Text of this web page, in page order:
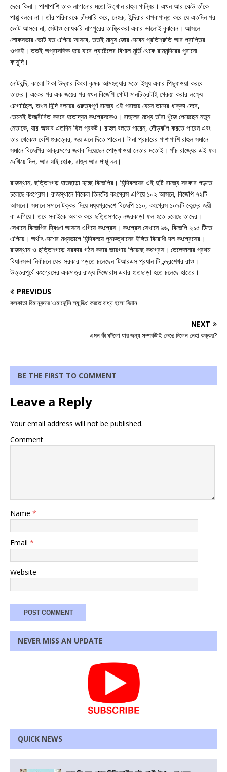
দেবে কিনা। পাশাপাশি তাক লাগানোর মতো উত্থান রাহুল গান্ধির। এখন আর কেউ তাঁকে
পাপ্পু বলবে না। তাঁর পরিবারকে চাঁদমারি করে, নেহরু, ইন্দিরার বাপবাপান্ত করে যে এতদিন পর
ভোট আসবে না, সেটাও বোধকরি নাগপুরের তাত্ত্বিকরা এবার ভালোই বুঝবেন। আসলে
লোকসভার ভোট যত এগিয়ে আসবে, ততই মানুষ জোর দেবেন প্রতিশ্রুতি আর প্রাপ্তির
ওপরই। ততই অপ্রাসঙ্গিক হয়ে যাবে প্যাটেলের বিশাল মূর্তি থেকে রামমন্দিরের পুরানো
কাসুন্দি।
নোটবন্দি, কালো টাকা উদ্ধার কিংবা কৃষক আত্মহত্যার মতো ইস্যু এবার পিছুধাওয়া করবে
তাদের। একের পর এক জয়ের পর যখন বিজেপি গোটা মানচিত্রটাই গেরুয়া করার লক্ষ্যে
এগোচ্ছিল, তখন হিন্দি বলয়ের গুরুত্বপূর্ণ রাজ্যে এই পরাজয় যেমন তাদের ধাক্কা দেবে,
তেমনই উজ্জ্বীবিত করবে হতোদ্যম কংগ্রেসকেও। রাহুলের মধ্যে তাঁরা খুঁজে পেয়েছেন নতুন
নেতাকে, যার অভাব এতদিন ছিল প্রকট। রাহুল বলতে পারেন, দৌড়ঝাঁপ করতে পারেন এবং
তার থেকেও বেশি গুরুত্বের, জয় এনে দিতে পারেন। টানা প্রচারের পাশাপাশি রাহুল সমানে
সমানে বিজেপির আক্রমণের জবাব দিয়েছেন পোড়খাওয়া নেতার মতোই। পাঁচ রাজ্যের এই ফল
দেখিয়ে দিল, আর যাই হোক, রাহুল আর পাপ্পু নন।
রাজস্থান, ছত্তিশগড় হাতছাড়া হচ্ছে বিজেপির। হিন্দিবলয়ের ওই দুটি রাজ্যে সরকার গড়তে
চলেছে কংগ্রেস। রাজস্থানে বিকেল তিনটেয় কংগ্রেস এগিয়ে ১০২ আসনে, বিজেপি ৭২টি
আসনে। সমানে সমানে টক্কর দিয়ে মধ্যপ্রদেশে বিজেপি ১১০, কংগ্রেস ১০৯টি কেন্দ্রে জয়ী
বা এগিয়ে। তবে সবাইকে অবাক করে ছত্তিসগড়ে নজরকাড়া ফল হতে চলেছে তাদের।
সেখানে বিজেপির দ্বিগুণ আসনে এগিয়ে কংগ্রেস। কংগ্রেস সেখানে ৬৬, বিজেপি ২১৫ টিতে
এগিয়ে। অর্থাৎ দেশের মধ্যভাগে হিন্দিবলয়ে পুনরুত্থানের ইঙ্গিত বিরোধী দল কংগ্রেসের।
রাজস্থান ও ছত্তিশগড়ে সরকার গঠন করার জায়গায় গিয়েছে কংগ্রেস। তেলেঙ্গানার প্রথম
বিধানসভা নির্বাচনে ফের সরকার গড়তে চলেছেন টিআরএস প্রধান টি চন্দ্রশেখর রাও।
উত্তরপূর্বে কংগ্রেসের একমাত্র রাজ্য মিজোরাম এবার হাতছাড়া হতে চলেছে হাতের।
PREVIOUS
কলকাতা বিমানবন্দরে ‘এমার্জেন্সি ল্যান্ডিং’ করতে বাধ্য হলো বিমান
NEXT
এমন কী ঘটলো যার জন্য সম্পর্কটাই ভেঙে দিলেন নেহা কক্কর?
BE THE FIRST TO COMMENT
Leave a Reply
Your email address will not be published.
Comment
Name *
Email *
Website
NEVER MISS AN UPDATE
QUICK NEWS